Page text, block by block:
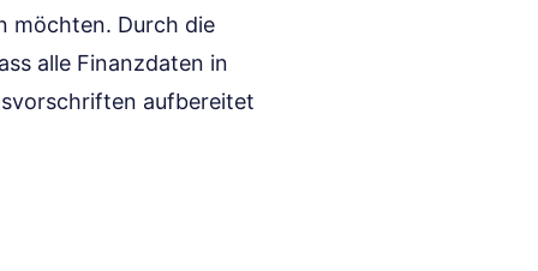
möchten. Durch die
alle Finanzdaten in
aufbereitet